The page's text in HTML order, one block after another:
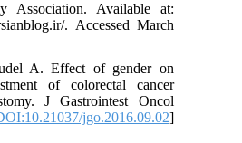
Association. Available at:
. Accessed March
A. Effect of gender on
of colorectal cancer
J Gastrointest Oncol
DOI:10.21037/jgo.2016.09.02